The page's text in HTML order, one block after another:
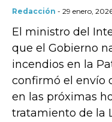
Redacción - 29 enero,
El ministro del
que el Gobierno
incendios en la
confirmó el envío
en las próximas
tratamiento de la